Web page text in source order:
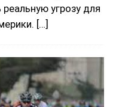
угрозу для
[…]